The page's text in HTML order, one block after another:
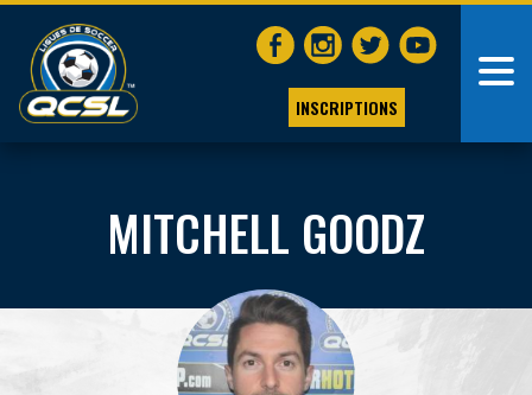
INSCRIPTIONS
MITCHELL GOODZ